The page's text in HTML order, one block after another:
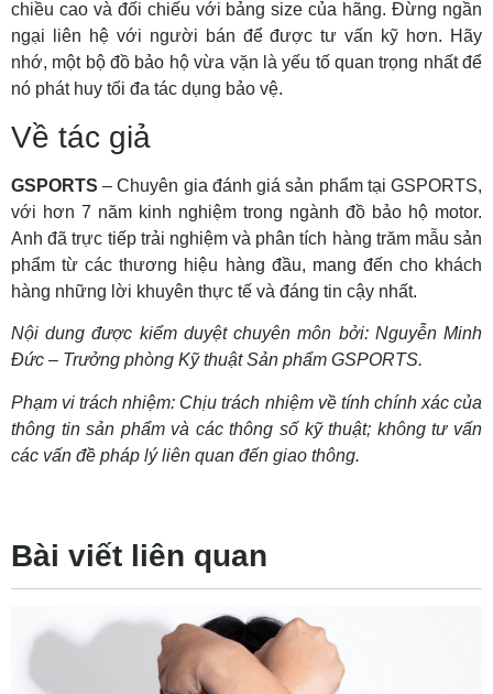
chiều cao và đối chiếu với bảng size của hãng. Đừng ngần
ngại liên hệ với người bán để được tư vấn kỹ hơn. Hãy
nhớ, một bộ đồ bảo hộ vừa vặn là yếu tố quan trọng nhất để
nó phát huy tối đa tác dụng bảo vệ.
Về tác giả
GSPORTS – Chuyên gia đánh giá sản phẩm tại GSPORTS,
với hơn 7 năm kinh nghiệm trong ngành đồ bảo hộ motor.
Anh đã trực tiếp trải nghiệm và phân tích hàng trăm mẫu sản
phẩm từ các thương hiệu hàng đầu, mang đến cho khách
hàng những lời khuyên thực tế và đáng tin cậy nhất.
Nội dung được kiểm duyệt chuyên môn bởi: Nguyễn Minh
Đức – Trưởng phòng Kỹ thuật Sản phẩm GSPORTS.
Phạm vi trách nhiệm: Chịu trách nhiệm về tính chính xác của
thông tin sản phẩm và các thông số kỹ thuật; không tư vấn
các vấn đề pháp lý liên quan đến giao thông.
Bài viết liên quan